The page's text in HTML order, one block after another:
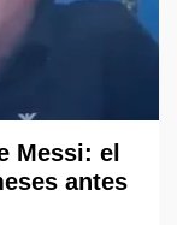
Messi: el
antes